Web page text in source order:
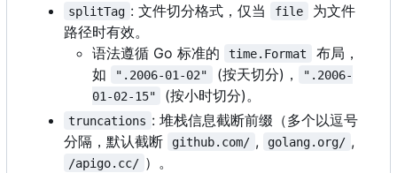
splitTag : 文件切分格式，仅当 file
为文件
路径时有效。
语法遵循 Go 标准的
time.Format
布局，
如
".2006-01-02" (按天切分) ，
".2006-
01-02-15"
(按小时切分)。
truncations : 堆栈信息截断前缀（多个以逗号
分隔，默认截断
github.com/ , golang.org/ ,
/apigo.cc/ ）。